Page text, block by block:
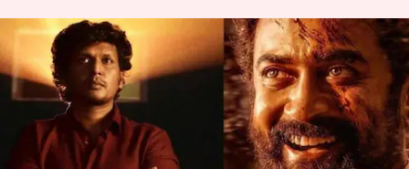
ரோலக்ஸ்
கதாப்பாத்திரத்தை
வைத்து தனி திரைப்படம்;
லோகேஷ் கனகராஜின்
தரமான அப்டேட்